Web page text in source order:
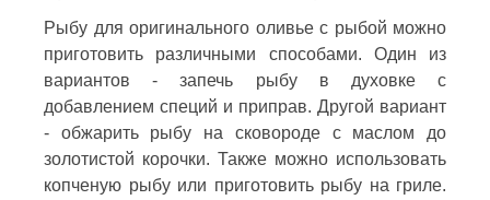
Рыбу для оригинального оливье с рыбой можно
приготовить различными способами. Один из
вариантов - запечь рыбу в духовке с
добавлением специй и приправ. Другой вариант
- обжарить рыбу на сковороде с маслом до
золотистой корочки. Также можно использовать
копченую рыбу или приготовить рыбу на гриле.